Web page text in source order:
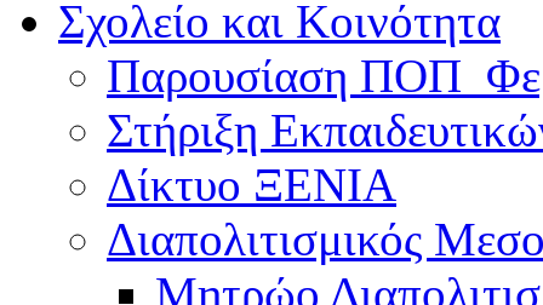
Σχολείο και Κοινότητα
Παρουσίαση
Στήριξη
Δίκτυο ΞΕΝΙΑ
Διαπολιτισμικός
Μητρώο